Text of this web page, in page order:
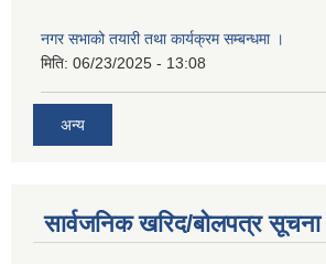
नगर सभाको तयारी तथा कार्यक्रम सम्बन्धमा ।
मिति: 06/23/2025 - 13:08
अन्य
सार्वजनिक खरिद/बोलपत्र सूचना